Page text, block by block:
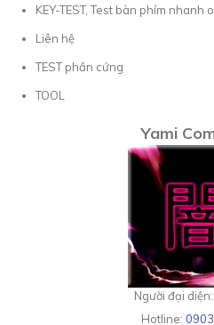
KEY-TEST, Test bàn phím nhanh
Liên hệ
TEST phần cứng
TOOL
Yami
Người đại
Hotline: